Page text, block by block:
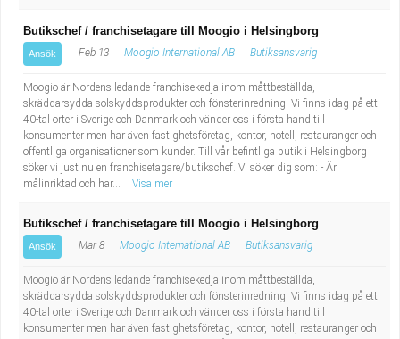
Butikschef / franchisetagare till Moogio i Helsingborg
Ansök Feb 13 Moogio International AB Butiksansvarig
Moogio är Nordens ledande franchisekedja inom måttbeställda,
skräddarsydda solskyddsprodukter och fönsterinredning. Vi finns idag på ett
40-tal orter i Sverige och Danmark och vänder oss i första hand till
konsumenter men har även fastighetsföretag, kontor, hotell, restauranger och
offentliga organisationer som kunder. Till vår befintliga butik i Helsingborg
söker vi just nu en franchisetagare/butikschef. Vi söker dig som: - Är
målinriktad och har...
Visa mer
Butikschef / franchisetagare till Moogio i Helsingborg
Ansök Mar 8 Moogio International AB Butiksansvarig
Moogio är Nordens ledande franchisekedja inom måttbeställda,
skräddarsydda solskyddsprodukter och fönsterinredning. Vi finns idag på ett
40-tal orter i Sverige och Danmark och vänder oss i första hand till
konsumenter men har även fastighetsföretag, kontor, hotell, restauranger och